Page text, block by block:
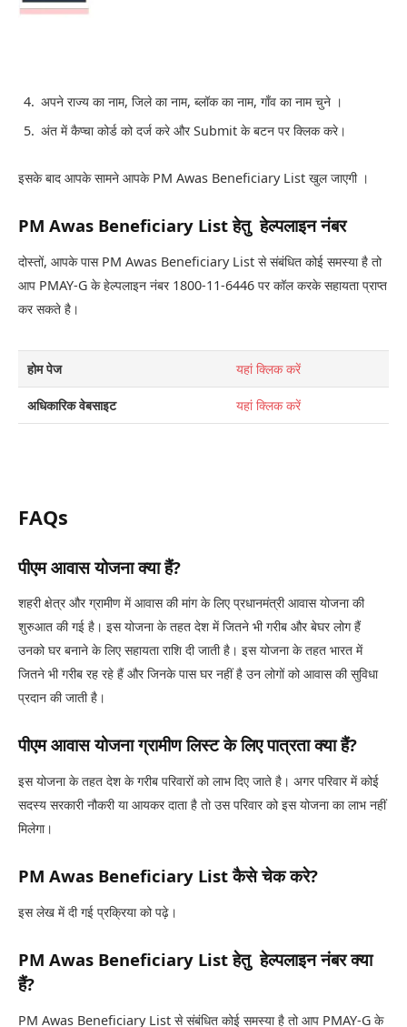
अपने राज्य का नाम, जिले का नाम, ब्लॉक का नाम, गाँव का नाम चुने ।
अंत में कैप्चा कोर्ड को दर्ज करे और Submit के बटन पर क्लिक करे।
इसके बाद आपके सामने आपके PM Awas Beneficiary List खुल जाएगी ।
PM Awas Beneficiary List हेतु हेल्पलाइन नंबर
दोस्तों, आपके पास PM Awas Beneficiary List से संबंधित कोई समस्या है तो
आप PMAY-G के हेल्पलाइन नंबर 1800-11-6446 पर कॉल करके सहायता प्राप्त
कर सकते है।
होम पेज यहां क्लिक करें
अधिकारिक वेबसाइट यहां क्लिक करें
FAQs
पीएम आवास योजना क्या हैं?
शहरी क्षेत्र और ग्रामीण में आवास की मांग के लिए प्रधानमंत्री आवास योजना की
शुरुआत की गई है। इस योजना के तहत देश में जितने भी गरीब और बेघर लोग हैं
उनको घर बनाने के लिए सहायता राशि दी जाती है। इस योजना के तहत भारत में
जितने भी गरीब रह रहे हैं और जिनके पास घर नहीं है उन लोगों को आवास की सुविधा
प्रदान की जाती है।
पीएम आवास योजना ग्रामीण लिस्ट के लिए पात्रता क्या हैं?
इस योजना के तहत देश के गरीब परिवारों को लाभ दिए जाते है। अगर परिवार में कोई
सदस्य सरकारी नौकरी या आयकर दाता है तो उस परिवार को इस योजना का लाभ नहीं
मिलेगा।
PM Awas Beneficiary List कैसे चेक करे?
इस लेख में दी गई प्रक्रिया को पढ़े।
PM Awas Beneficiary List हेतु हेल्पलाइन नंबर क्या
हैं?
PM Awas Beneficiary List से संबंधित कोई समस्या है तो आप PMAY-G के